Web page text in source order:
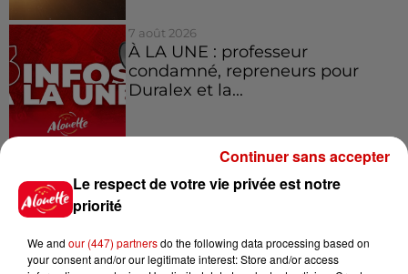
7 août 2026
À LA UNE : professeur
condamné, repreneurs pour
Duralex et la...
Jeux Voir plus
Le Duel - Gagnez vos entrées
pour l'un des zoos de nos
Le respect de votre vie privée est notre
priorité
We and our (447) partnersdo the following data processing based on
your consent and/or our legitimate interest: Store and/or access
Continuer sans accepter